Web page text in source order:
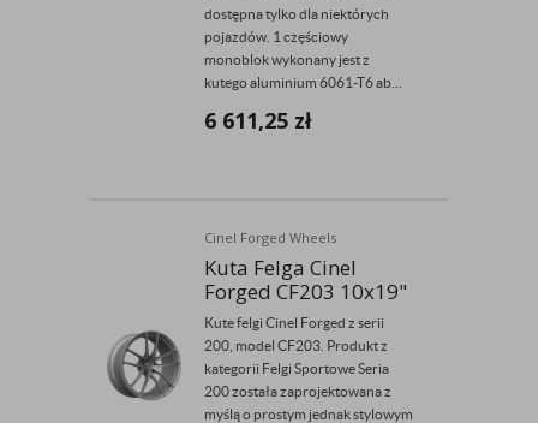
dostępna tylko dla niektórych
pojazdów. 1 częściowy
monoblok wykonany jest z
kutego aluminium 6061-T6 ab...
6 611,25 zł
Cinel Forged Wheels
Kuta Felga Cinel
Forged CF203 10x19"
Kute felgi Cinel Forged z serii
200, model CF203. Produkt z
kategorii Felgi Sportowe Seria
200 została zaprojektowana z
myślą o prostym jednak stylowym